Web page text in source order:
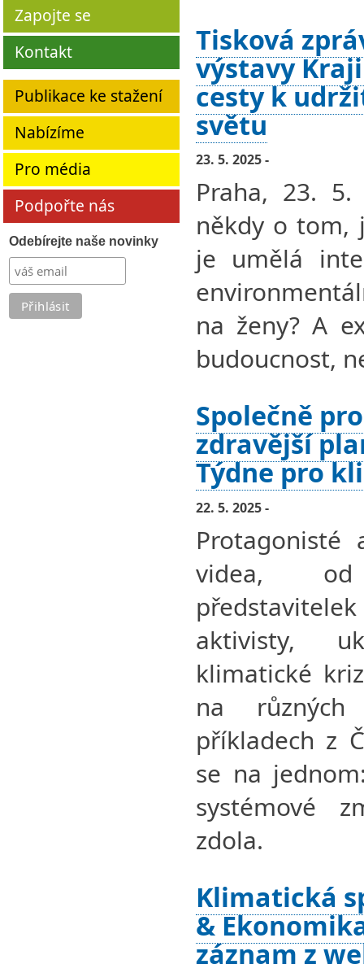
Zapojte se
Kontakt
Publikace ke stažení
Nabízíme
Pro média
Podpořte nás
Odebírejte naše novinky
Tisková
výstavy
cesty k
světu
23. 5. 2025 -
Praha, 23.
někdy o tom,
je umělá
na ženy? A
budoucnost,
Společně
zdravější
Týdne pro
22. 5. 2025 -
Protagonisté
videa,
aktivisty,
klimatické
na
příkladech z
se na
systémové
zdola.
Klimatická
&
záznam z